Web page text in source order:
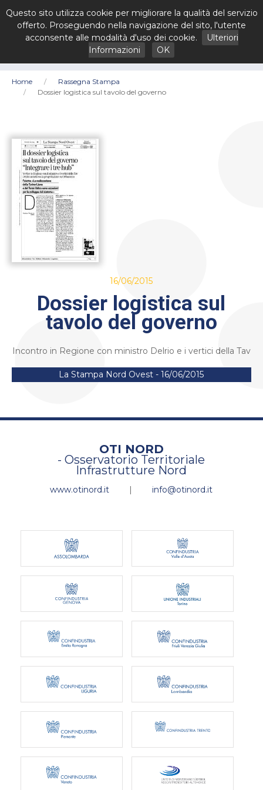
Home
Rassegna Stampa
Dossier logistica sul tavolo del governo
16/06/2015
Dossier logistica sul
tavolo del governo
Incontro in Regione con ministro Delrio e i vertici della Tav
La Stampa Nord Ovest - 16/06/2015
OTI NORD
- Osservatorio Territoriale
Infrastrutture Nord
www.otinord.it | info@otinord.it
Questo sito utilizza cookie per migliorare la qualità del servizio
offerto. Proseguendo nella navigazione del sito, l'utente
acconsente alle modalità d'uso dei cookie.
Ulteriori
Informazioni
OK